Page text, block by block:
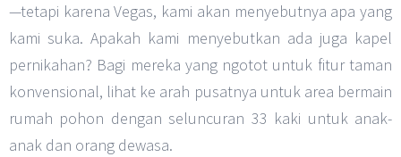
—tetapi karena Vegas, kami akan menyebutnya apa yang
kami suka. Apakah kami menyebutkan ada juga kapel
pernikahan? Bagi mereka yang ngotot untuk fitur taman
konvensional, lihat ke arah pusatnya untuk area bermain
rumah pohon dengan seluncuran 33 kaki untuk anak-
anak dan orang dewasa.